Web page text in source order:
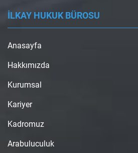
İLKAY HUKUK BÜROSU
Anasayfa
Hakkımızda
Kurumsal
Kariyer
Kadromuz
Arabuluculuk